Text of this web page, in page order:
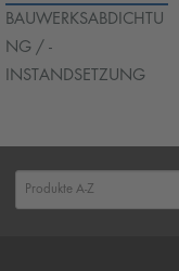
BAUWERKSABDICHTU
NG / -
INSTANDSETZUNG